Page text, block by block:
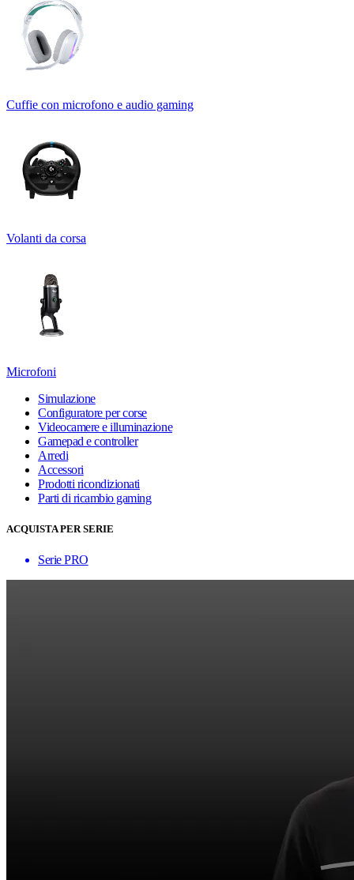
Cuffie con microfono e audio gaming
Volanti da corsa
Microfoni
Simulazione
Configuratore per corse
Videocamere e illuminazione
Gamepad e controller
Arredi
Accessori
Prodotti ricondizionati
Parti di ricambio gaming
ACQUISTA PER SERIE
Serie PRO